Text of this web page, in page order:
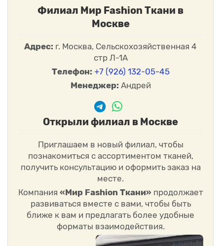
Филиал Мир Fashion Ткани в
Москве
Адрес: г. Москва, Сельскохозяйственная 4
стр Л-1А
Телефон: +7 (926) 132-05-45
Менеджер: Андрей
Открыли филиал в Москве
Приглашаем в новый филиал, чтобы
познакомиться с ассортиментом тканей,
получить консультацию и оформить заказ на
месте.
Компания «Мир Fashion Ткани» продолжает
развиваться вместе с вами, чтобы быть
ближе к вам и предлагать более удобные
форматы взаимодействия.